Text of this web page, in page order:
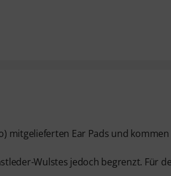
mitgelieferten Ear Pads und
Wulstes jedoch begrenzt. Für